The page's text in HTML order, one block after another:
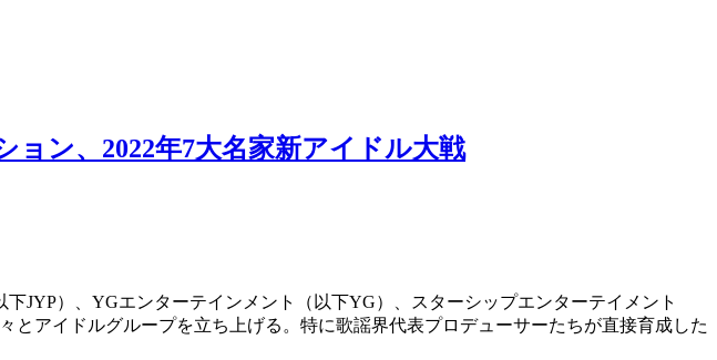
ン、2022年7大名家新アイドル大戦
JYP）、YGエンターテインメント（以下YG）、スターシップエンターテイメント
とアイドルグループを立ち上げる。特に歌謡界代表プロデューサーたちが直接育成した